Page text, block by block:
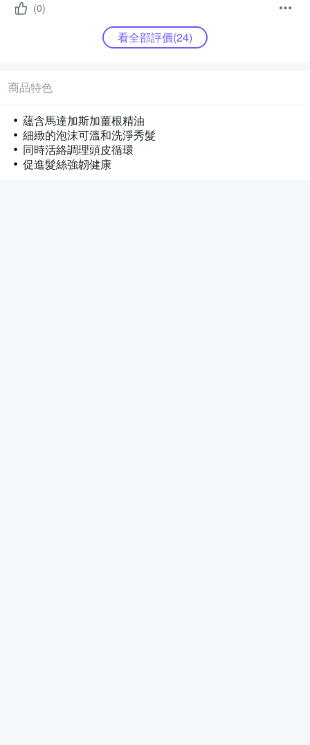
(0)
看全部評價(24)
商品特色
蘊含馬達加斯加薑根精油
細緻的泡沫可溫和洗淨秀髮
同時活絡調理頭皮循環
促進髮絲強韌健康